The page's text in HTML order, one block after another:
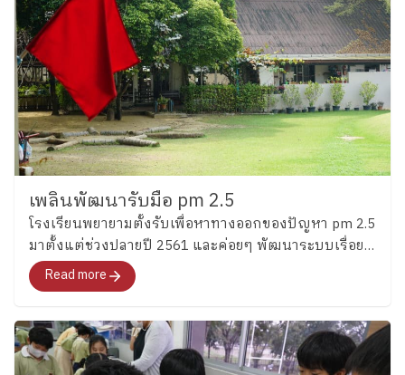
เพลินพัฒนารับมือ pm 2.5
โรงเรียนพยายามตั้งรับเพื่อหาทางออกของปัญหา pm 2.5
มาตั้งแต่ช่วงปลายปี 2561 และค่อยๆ พัฒนาระบบเรื่อย
มาโดยได้รับความร่วมมืออย่างดีจากองค์กรครอบครัว
เพลินพัฒนา
Read more